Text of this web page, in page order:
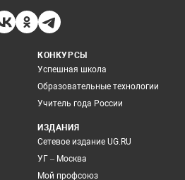
КОНКУРСЫ
Успешная школа
Образовательные технологии
Учитель года России
ИЗДАНИЯ
Сетевое издание UG.RU
УГ – Москва
Мой профсоюз